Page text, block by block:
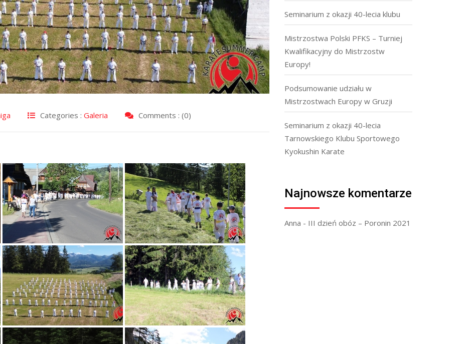
Categories : Galeria Comments : (0)
Seminarium z okazji 40-lecia klubu
Mistrzostwa Polski PFKS – Turniej
Kwalifikacyjny do Mistrzostw
Europy!
Podsumowanie udziału w
Mistrzostwach Europy w Gruzji
Seminarium z okazji 40-lecia
Tarnowskiego Klubu Sportowego
Kyokushin Karate
Najnowsze komentarze
Anna - III dzień obóz – Poronin 2021